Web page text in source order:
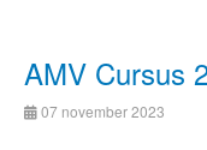
AMV Cursus
07 november 2023